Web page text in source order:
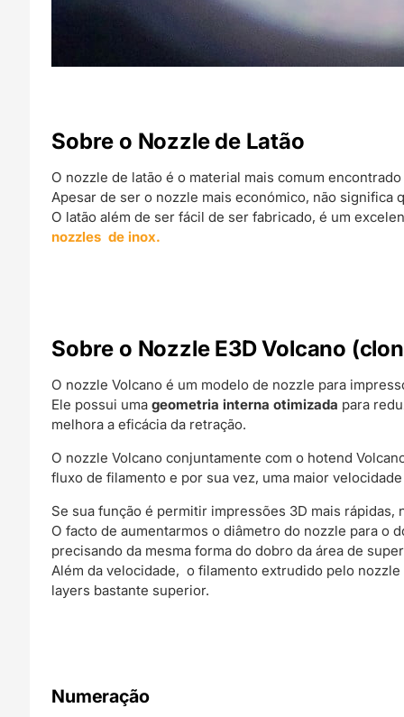
Sobre o Nozzle de Latão
O nozzle de latão é o material mais comum
Apesar de ser o nozzle mais económico, não
O latão além de ser fácil de ser fabricado, é um
nozzles de inox.
Sobre o Nozzle E3D Volcano
O nozzle Volcano é um modelo de nozzle para
Ele possui umageometria interna otimizada para
melhora a eficácia da retração.
O nozzle Volcano conjuntamente com o hotend
fluxo de filamento e por sua vez, uma maior
Se sua função é permitir impressões 3D mais
O facto de aumentarmos o diâmetro do nozzle para o
precisando da mesma forma do dobro da área de
Além da velocidade, o filamento extrudido pelo
layers bastante superior.
Numeração